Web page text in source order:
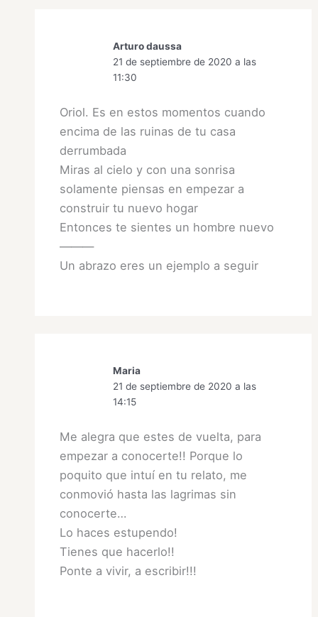
Arturo daussa
21 de septiembre de 2020 a las
11:30
Oriol. Es en estos momentos cuando
encima de las ruinas de tu casa
derrumbada
Miras al cielo y con una sonrisa
solamente piensas en empezar a
construir tu nuevo hogar
Entonces te sientes un hombre nuevo
———
Un abrazo eres un ejemplo a seguir
Maria
21 de septiembre de 2020 a las
14:15
Me alegra que estes de vuelta, para
empezar a conocerte!! Porque lo
poquito que intuí en tu relato, me
conmovió hasta las lagrimas sin
conocerte…
Lo haces estupendo!
Tienes que hacerlo!!
Ponte a vivir, a escribir!!!